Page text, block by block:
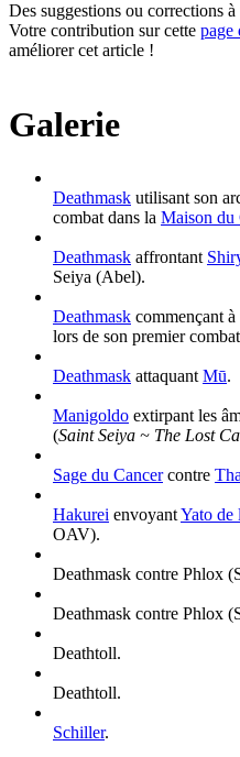
Des suggestions ou corrections à
Votre contribution sur cette page
améliorer
Galerie
Deathmask utilisant son
combat dans la Maison du
Deathmask affrontant
Seiya (Abel).
Deathmask commençant
lors de son premier
Deathmask attaquant Mū.
Manigoldo extirpant les
(Saint Seiya ~ The Lost
Sage du Cancercontre
Hakurei envoyantYato de
OAV).
Deathmask contre Phlox
Deathmask contre Phlox
Deathtoll.
Deathtoll.
Schiller.